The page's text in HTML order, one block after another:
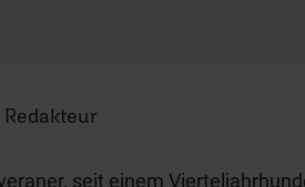
Redakteur
seit einem